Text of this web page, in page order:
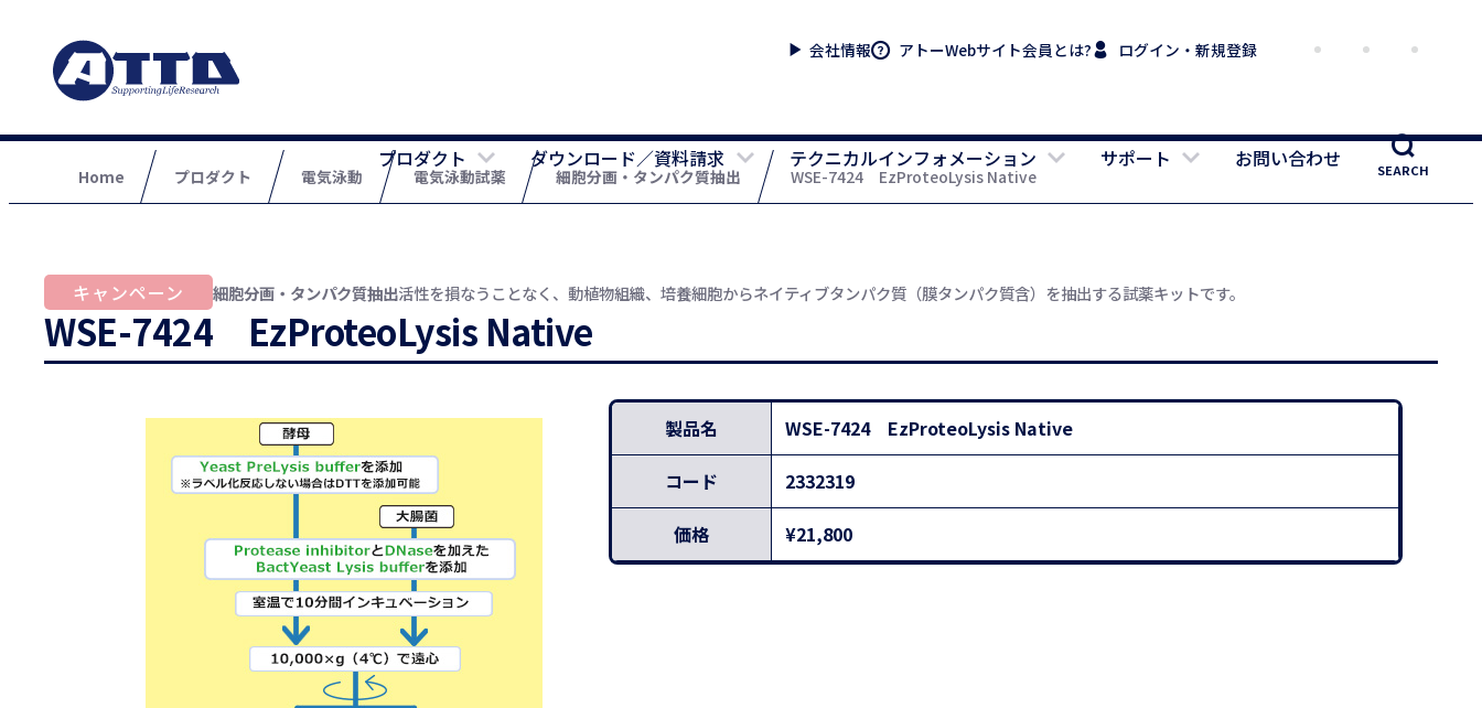
会社情報 アトーWebサイト会員とは? ログイン・新規登録
プロダクト ダウンロード／資料請求 テクニカルインフォメーション サポート お問い合わせ SEARCH
Home プロダクト 電気泳動 電気泳動試薬 細胞分画・タンパク質抽出 WSE-7424 EzProteoLysis Native
細胞分画・タンパク質抽出活性を損なうことなく、動植物組織、培養細胞からネイティブタンパク質（膜タンパク質含）を抽出する試薬キットです。
WSE-7424 EzProteoLysis Native
製品名
WSE-7424 EzProteoLysis Native
コード
2332319
価格
¥21,800